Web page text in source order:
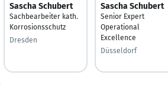
Sascha Schubert
Sachbearbeiter kath.
Korrosionsschutz
Dresden
Sascha Schubert
Senior Expert
Operational
Excellence
Düsseldorf